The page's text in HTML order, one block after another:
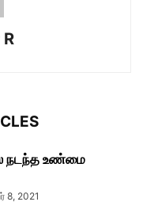
நடந்த உண்மை
8, 2021